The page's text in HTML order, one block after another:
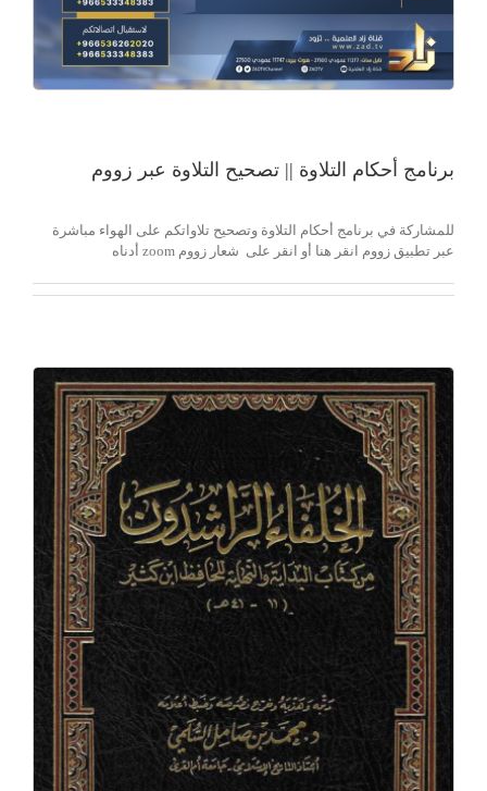
برنامج أحكام التلاوة || تصحيح التلاوة عبر زووم
للمشاركة في برنامج أحكام التلاوة وتصحيح تلاواتكم على الهواء مباشرة
عبر تطبيق زووم انقر هنا أو انقر على شعار زووم zoom أدناه